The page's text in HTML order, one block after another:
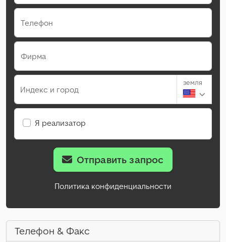
Телефон
Фирма
Индекс и город
земля
Я реализатор
Отправить запрос
Политика конфиденциальности
Телефон & Факс